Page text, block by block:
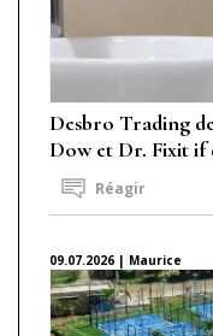
Desbro Trading
Dow et Dr. Fixit if
Réagir
09.07.2026 | Maurice